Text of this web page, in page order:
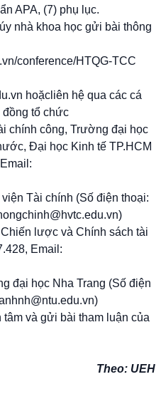
APA, (7) phụ lục.
nhà khoa học gửi bài thông
conference/HTQG-TCC
hoặcliên hệ qua các cá
tổ chức
chính công, Trường đại học
Đại học Kinh tế TP.HCM
Tài chính (Số điện thoại:
lược và Chính sách tài
Email:
đại học Nha Trang (Số điện
và gửi bài tham luận của
Theo: UEH